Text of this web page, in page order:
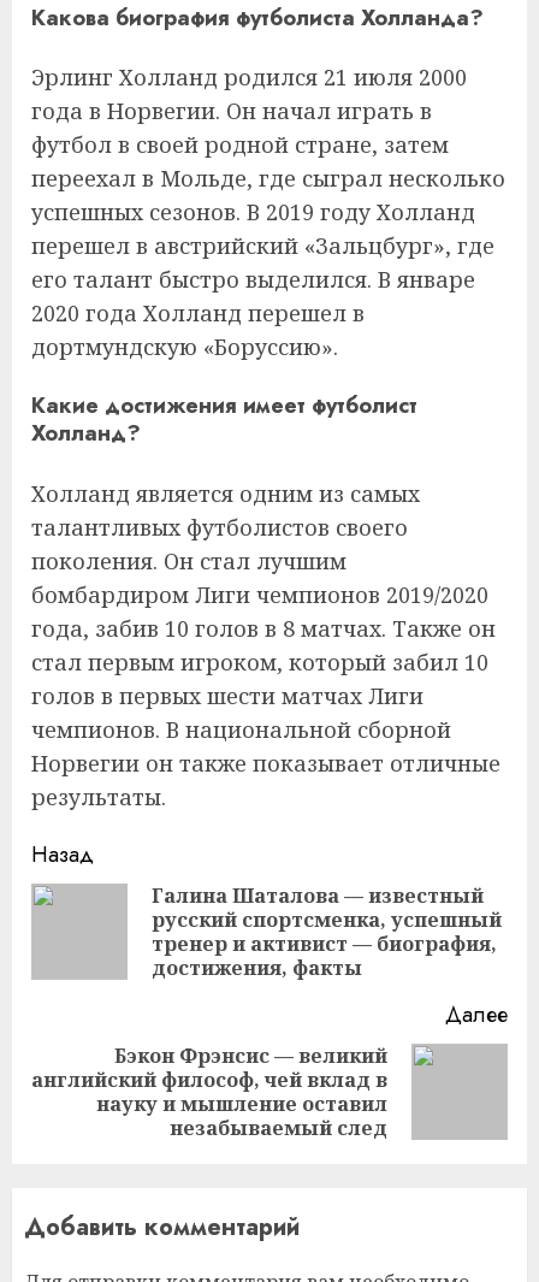
Какова биография футболиста Холланда?
Эрлинг Холланд родился 21 июля 2000
года в Норвегии. Он начал играть в
футбол в своей родной стране, затем
переехал в Мольде, где сыграл несколько
успешных сезонов. В 2019 году Холланд
перешел в австрийский «Зальцбург», где
его талант быстро выделился. В январе
2020 года Холланд перешел в
дортмундскую «Боруссию».
Какие достижения имеет футболист
Холланд?
Холланд является одним из самых
талантливых футболистов своего
поколения. Он стал лучшим
бомбардиром Лиги чемпионов 2019/2020
года, забив 10 голов в 8 матчах. Также он
стал первым игроком, который забил 10
голов в первых шести матчах Лиги
чемпионов. В национальной сборной
Норвегии он также показывает отличные
результаты.
Продолжить
чтение
Назад
Галина Шаталова — известный
русский спортсменка, успешный
тренер и активист — биография,
достижения, факты
Далее
Следующая
запись:
Бэкон Фрэнсис — великий
английский философ, чей вклад в
науку и мышление оставил
незабываемый след
Добавить комментарий